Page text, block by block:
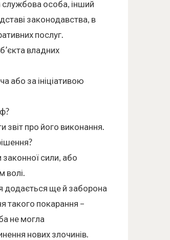
службова особа, інший
законодавства, в
послуг.
владних
або за ініціативою
звіт про його виконання.
сили, або
волі.
додається ще й заборона
такого покарання –
не могла
нових злочинів.